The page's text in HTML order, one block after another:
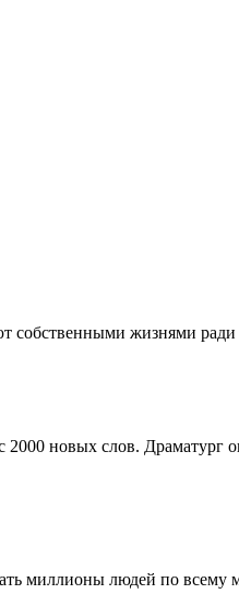
собственными жизнями
новых слов. Драматург
миллионы людей по